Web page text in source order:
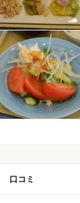
口コミ